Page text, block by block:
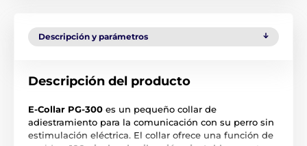
Descripción y parámetros
Descripción del producto
E-Collar PG-300 es un pequeño collar de
adiestramiento para la comunicación con su perro sin
estimulación eléctrica. El collar ofrece una función de